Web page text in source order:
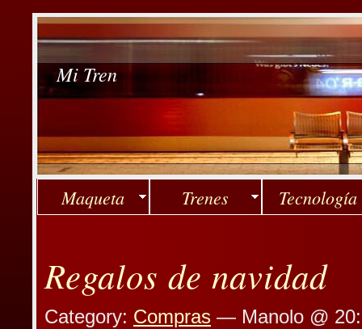
Mi Tren
Maqueta Trenes Tecnología
Regalos de navidad
Category: Compras — Manolo @